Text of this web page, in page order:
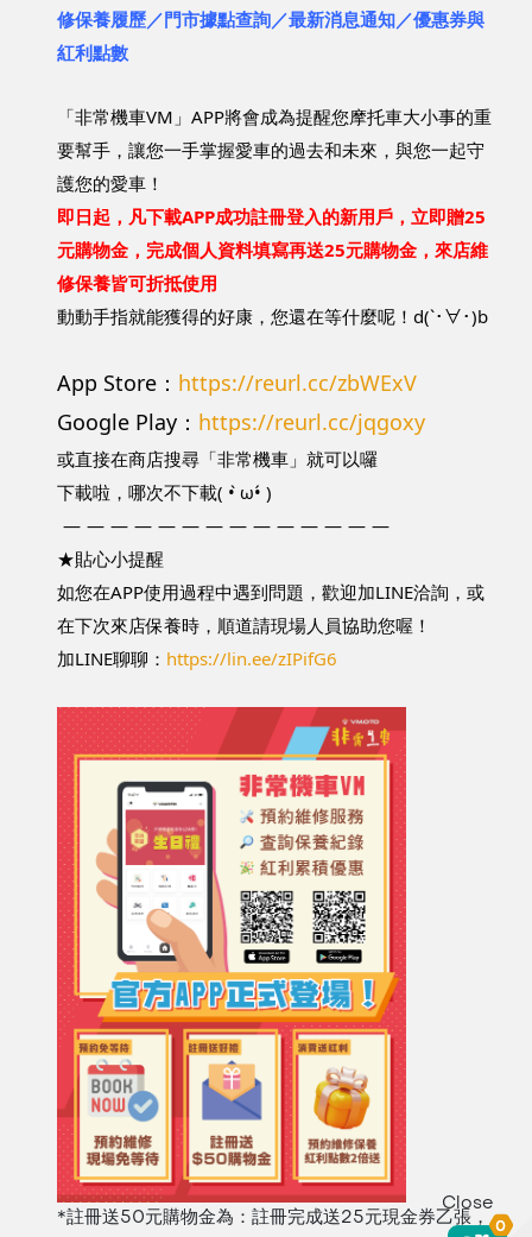
修保養履歷／門市據點查詢／最新消息通知／優惠券與
紅利點數
「非常機車VM」APP將會成為提醒您摩托車大小事的重
要幫手，讓您一手掌握愛車的過去和未來，與您一起守
護您的愛車！
即日起，凡下載APP成功註冊登入的新用戶，立即贈25
元購物金，完成個人資料填寫再送25元購物金，來店維
修保養皆可折抵使用
動動手指就能獲得的好康，您還在等什麼呢！ d(`･∀･)b
App Store： https://reurl.cc/zbWExV
Google Play： https://reurl.cc/jqgoxy
或直接在商店搜尋「非常機車」就可以囉
下載啦，哪次不下載( • ̀ω•́ )
— — — — — — — — — — — — — —
★貼心小提醒
如您在APP使用過程中遇到問題，歡迎加LINE洽詢，或
在下次來店保養時，順道請現場人員協助您喔！
加LINE聊聊： https://lin.ee/zIPifG6
*註冊送50元購物金為：註冊完成送25元現金券乙張，
Close
0